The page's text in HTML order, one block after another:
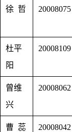
徐 哲 20008075
杜平
阳
20008109
曾维
兴
20008062
曹 蕊 20008042